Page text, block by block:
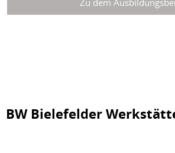
Zu dem
BW Bielefelder